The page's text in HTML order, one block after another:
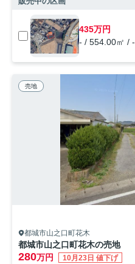
435万円
- / 554.00㎡ / -
売地
都城市山之口町花木
都城市山之口町花木の売地
280万円 10月23日 値下げ